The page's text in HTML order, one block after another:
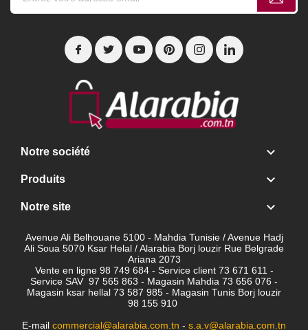
Notre société 
Produits 
Notre site 
Avenue Ali Belhouane 5100 - Mahdia Tunisie / Avenue Hadj
Ali Soua 5070 Ksar Helal / Alarabia Borj louzir Rue Belgrade
Ariana 2073
Vente en ligne 98 749 684 - Service client 73 671 611 -
Service SAV 97 565 863 - Magasin Mahdia 73 656 076 -
Magasin ksar hellal 73 587 985 - Magasin Tunis Borj louzir
98 155 910
E-mail commercial@alarabia.com.tn - s.a.v@alarabia.com.tn